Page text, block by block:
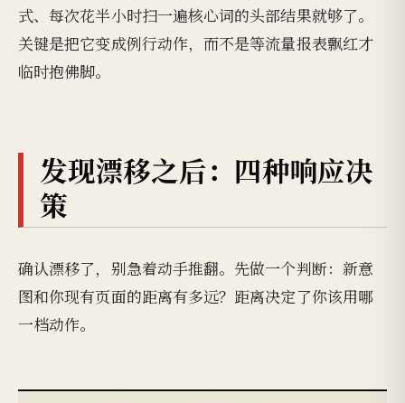
式、每次花半小时扫一遍核心词的头部结果就够了。
关键是把它变成例行动作，而不是等流量报表飘红才
临时抱佛脚。
发现漂移之后：四种响应决
策
确认漂移了，别急着动手推翻。先做一个判断：新意
图和你现有页面的距离有多远？距离决定了你该用哪
一档动作。